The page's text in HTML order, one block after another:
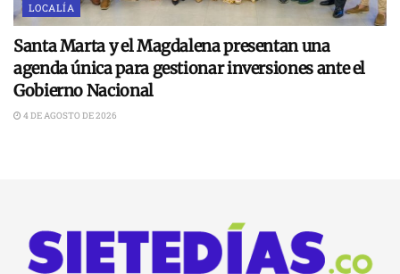
LOCALÍA
Santa Marta y el Magdalena presentan una
agenda única para gestionar inversiones ante el
Gobierno Nacional
4 DE AGOSTO DE 2026